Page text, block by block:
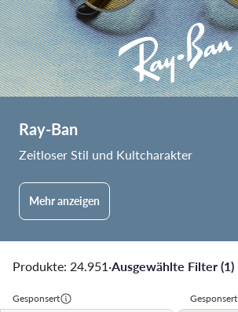
Ray-Ban
Zeitloser Stil und Kultcharakter
Mehr anzeigen
Produkte: 24.951 ·Ausgewählte Filter (1)
Gesponsert Gesponsert